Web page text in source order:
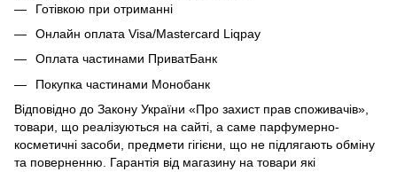
Готівкою при отриманні
Онлайн оплата Visa/Mastercard Liqpay
Оплата частинами ПриватБанк
Покупка частинами Монобанк
Відповідно до Закону України «Про захист прав споживачів»,
товари, що реалізуються на сайті, а саме парфумерно-
косметичні засоби, предмети гігієни, що не підлягають обміну
та поверненню. Гарантія від магазину на товари які